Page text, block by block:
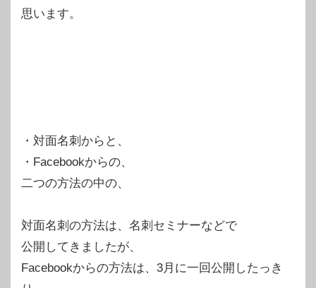
思います。
・対面名刺からと、
・Facebookからの、
二つの方法の中の、
対面名刺の方法は、名刺セミナーなどで
公開してきましたが、
Facebookからの方法は、3月に一回公開したっき